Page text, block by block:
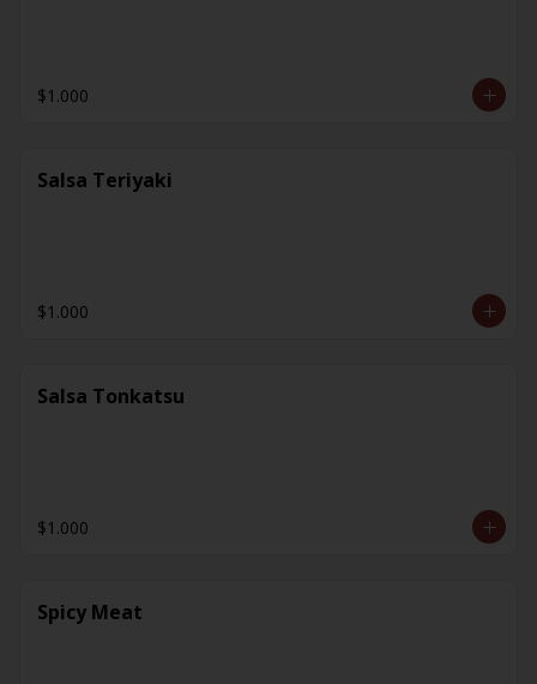
$1.000
Salsa Teriyaki
$1.000
Salsa Tonkatsu
$1.000
Spicy Meat